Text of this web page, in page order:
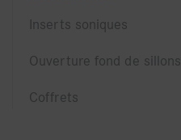
Inserts soniques
Ouverture fond de sillons
Coffrets